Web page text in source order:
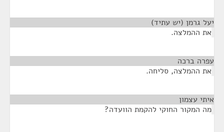
יעל גרמן (יש עתיד)
את ההמלצה.
עפרה ברכה
את ההמלצה, סליחה.
איתי עצמון
מה המקור החוקי להקמת הוועדה?